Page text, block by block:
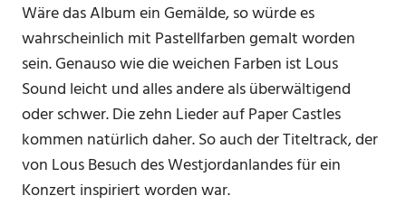
Wäre das Album ein Gemälde, so würde es
wahrscheinlich mit Pastellfarben gemalt worden
sein. Genauso wie die weichen Farben ist Lous
Sound leicht und alles andere als überwältigend
oder schwer. Die zehn Lieder auf Paper Castles
kommen natürlich daher. So auch der Titeltrack, der
von Lous Besuch des Westjordanlandes für ein
Konzert inspiriert worden war.